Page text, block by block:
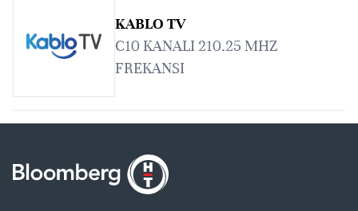
KABLO TV
C10 KANALI 210.25 MHZ
FREKANSI